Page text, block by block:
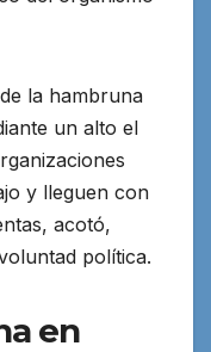
la hambruna
un alto el
y lleguen con
acotó,
política.
en